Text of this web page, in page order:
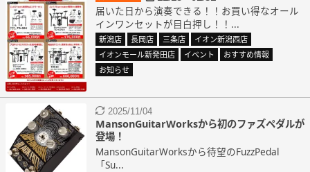
届いた日から演奏できる！！お買い得なオール
インワンセットが目白押し！！...
新潟店 長岡店 三条店
イオン新潟西店
イオンモール新発田店
イベント
おすすめ情報
お知らせ
2025/11/04
MansonGuitarWorksから初のファズペダルが
登場！
MansonGuitarWorksから待望のFuzzPedal
「Su...